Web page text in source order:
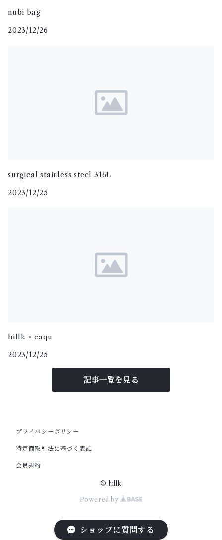
スカート
nubi bag
2023/12/26
surgical stainless steel 316L
2023/12/25
hillk × caqu
2023/12/25
記事一覧を見る
プライバシーポリシー
特定商取引法に基づく表記
会員規約
© hillk
Powered by
ショップに質問する